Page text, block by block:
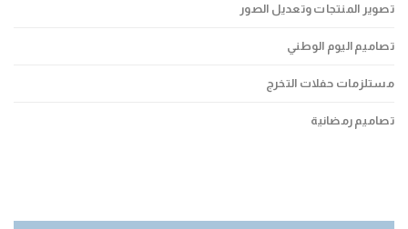
تصوير المنتجات وتعديل الصور
تصاميم اليوم الوطني
مستلزمات حفلات التخرج
تصاميم رمضانية